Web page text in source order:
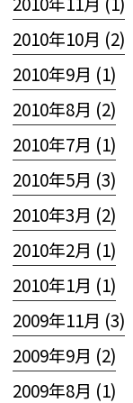
2010年10月 (2)
2010年9月 (1)
2010年8月 (2)
2010年7月 (1)
2010年5月 (3)
2010年3月 (2)
2010年2月 (1)
2010年1月 (1)
2009年11月 (3)
2009年9月 (2)
2009年8月 (1)